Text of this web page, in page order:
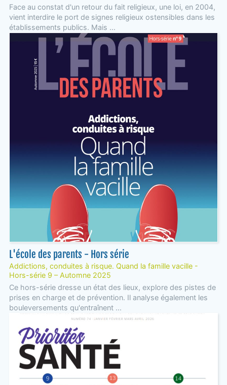
Face au constat d'un retour du fait religieux, une loi, en 2004,
vient interdire le port de signes religieux ostensibles dans les
établissements publics. Mais ...
L'école des parents - Hors série
Addictions, conduites à risque. Quand la famille vacille -
Hors-série 9 – Automne 2025
Ce hors-série dresse un état des lieux, explore des pistes de
prises en charge et de prévention. Il analyse également les
bouleversements qu'entraînent ...